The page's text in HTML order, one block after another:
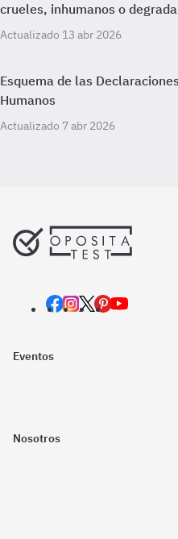
crueles, inhumanos o
Actualizado 13 abr 2026
Esquema de las
Humanos
Actualizado 7 abr 2026
Eventos
Nosotros